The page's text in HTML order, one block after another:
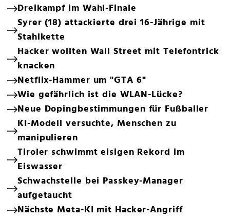
Dreikampf im Wahl-Finale
Syrer (18) attackierte drei 16-Jährige mit
Stahlkette
Hacker wollten Wall Street mit Telefontrick
knacken
Netflix-Hammer um "GTA 6"
Wie gefährlich ist die WLAN-Lücke?
Neue Dopingbestimmungen für Fußballer
KI-Modell versuchte, Menschen zu
manipulieren
Tiroler schwimmt eisigen Rekord im
Eiswasser
Schwachstelle bei Passkey-Manager
aufgetaucht
Nächste Meta-KI mit Hacker-Angriff